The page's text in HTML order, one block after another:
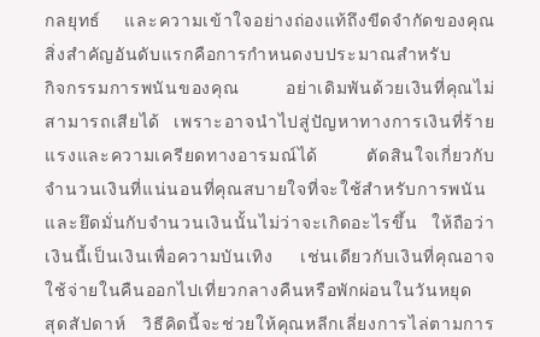
กลยุทธ์ และความเข้าใจอย่างถ่องแท้ถึงขีดจำกัดของคุณ
สิ่งสำคัญอันดับแรกคือการกำหนดงบประมาณสำหรับ
กิจกรรมการพนันของคุณ อย่าเดิมพันด้วยเงินที่คุณไม่
สามารถเสียได้ เพราะอาจนำไปสู่ปัญหาทางการเงินที่ร้าย
แรงและความเครียดทางอารมณ์ได้ ตัดสินใจเกี่ยวกับ
จำนวนเงินที่แน่นอนที่คุณสบายใจที่จะใช้สำหรับการพนัน
และยึดมั่นกับจำนวนเงินนั้นไม่ว่าจะเกิดอะไรขึ้น ให้ถือว่า
เงินนี้เป็นเงินเพื่อความบันเทิง เช่นเดียวกับเงินที่คุณอาจ
ใช้จ่ายในคืนออกไปเที่ยวกลางคืนหรือพักผ่อนในวันหยุด
สุดสัปดาห์ วิธีคิดนี้จะช่วยให้คุณหลีกเลี่ยงการไล่ตามการ